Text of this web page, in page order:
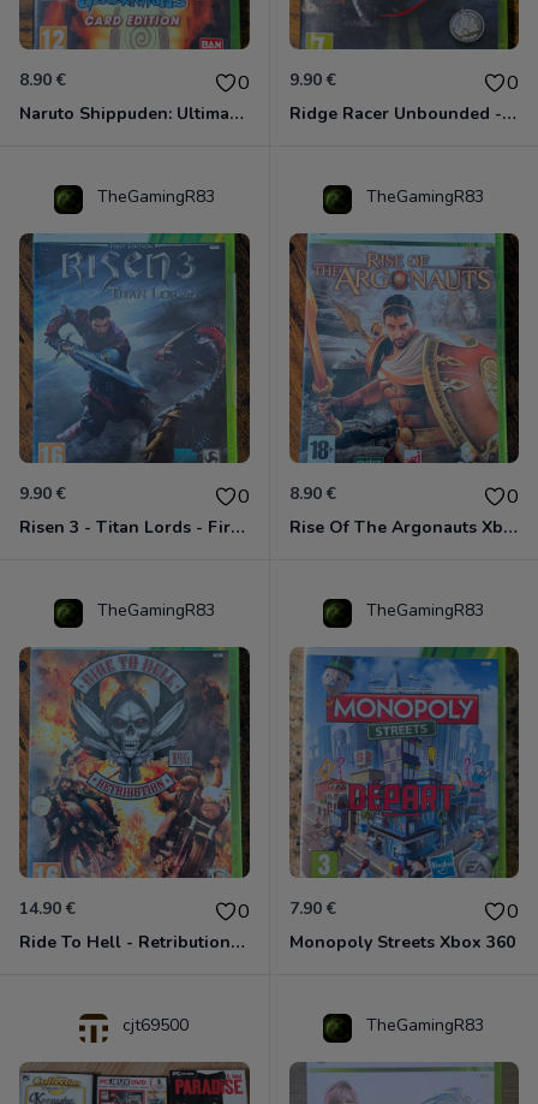
8.90 € 0
Naruto Shippuden: Ultimate Ninja Storm Generations - Card Edition Xbox 360
9.90 € 0
Ridge Racer Unbounded - Édition Limitée Xbox 360
TheGamingR83
9.90 € 0
Risen 3 - Titan Lords - First Edition Xbox 360
TheGamingR83
8.90 € 0
Rise Of The Argonauts Xbox 360
TheGamingR83
14.90 € 0
Ride To Hell - Retribution Xbox 360
TheGamingR83
7.90 € 0
Monopoly Streets Xbox 360
cjt69500 TheGamingR83